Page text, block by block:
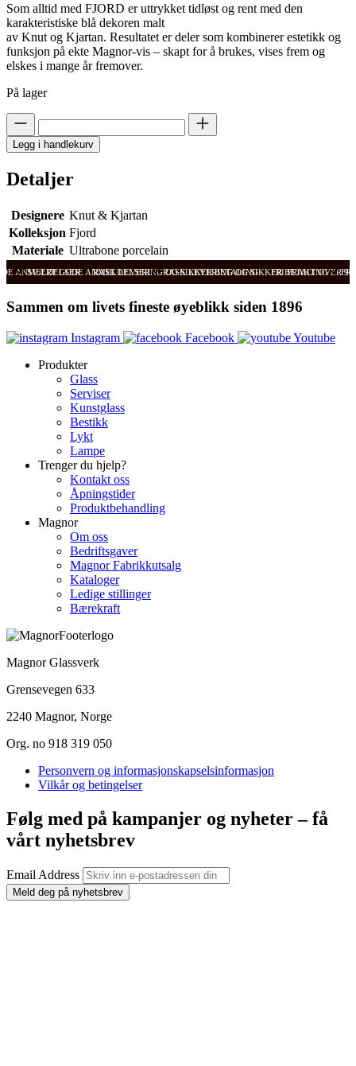
Som alltid med FJORD er uttrykket tidløst og rent med den
karakteristiske blå dekoren malt
av Knut og Kjartan. Resultatet er deler som kombinerer estetikk og
funksjon på ekte Magnor-vis – skapt for å brukes, vises frem og
elskes i mange år fremover.
På lager
Legg i handlekurv
Detaljer
Designere Knut & Kjartan
Kolleksjon Fjord
Materiale Ultrabone porcelain
ANMELDELSER RASK LEVERING OG SIKKER BETALING FRI FRAKT OVER
SVÆRT GODE ANMELDELSER RASK LEVERING OG SIKKER BETALING
Sammen om livets fineste øyeblikk siden 1896
Instagram Facebook
Youtube
Produkter
Glass
Serviser
Kunstglass
Bestikk
Lykt
Lampe
Trenger du hjelp?
Kontakt oss
Åpningstider
Produktbehandling
Magnor
Om oss
Bedriftsgaver
Magnor Fabrikkutsalg
Kataloger
Ledige stillinger
Bærekraft
Magnor Glassverk
Grensevegen 633
2240 Magnor, Norge
Org. no 918 319 050
Personvern og informasjonskapselsinformasjon
Vilkår og betingelser
Følg med på kampanjer og nyheter – få
vårt nyhetsbrev
Email Address
Meld deg på nyhetsbrev